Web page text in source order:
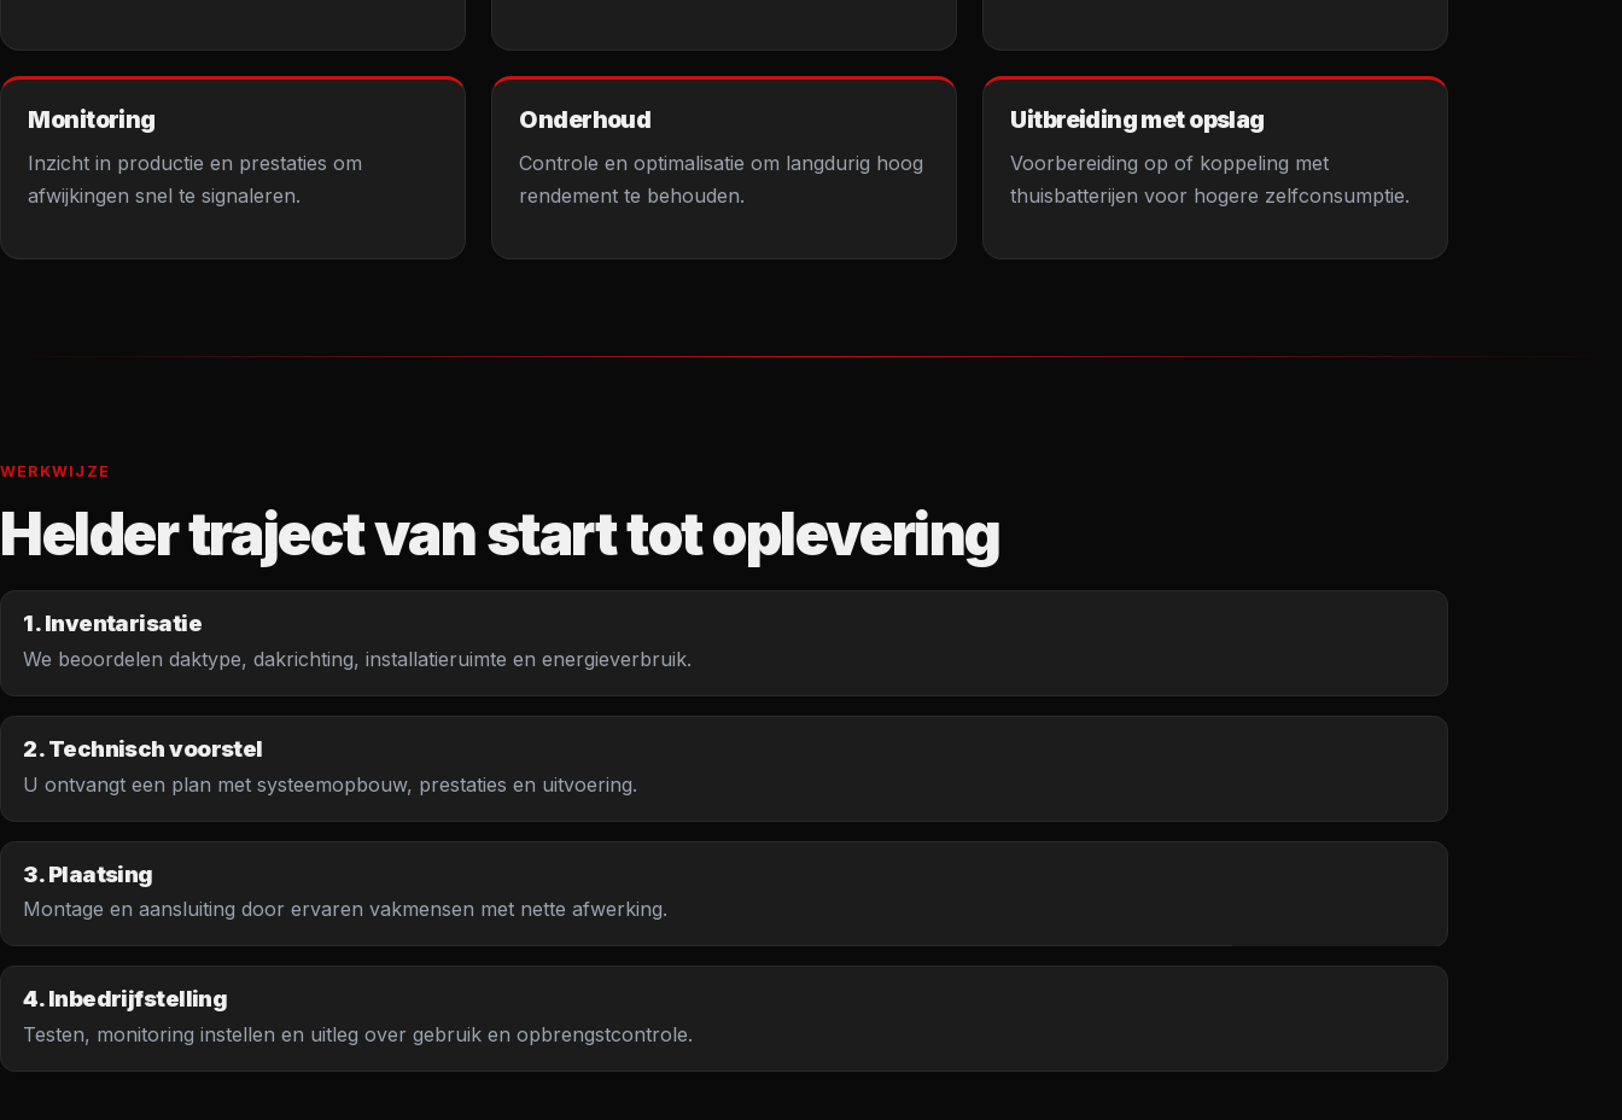
Monitoring
Inzicht in productie en prestaties om
afwijkingen snel te signaleren.
Onderhoud
Controle en optimalisatie om langdurig hoog
rendement te behouden.
Uitbreiding met opslag
Voorbereiding op of koppeling met
thuisbatterijen voor hogere zelfconsumptie.
WERKWIJZE
Helder traject van start tot oplevering
1. Inventarisatie
We beoordelen daktype, dakrichting, installatieruimte en energieverbruik.
2. Technisch voorstel
U ontvangt een plan met systeemopbouw, prestaties en uitvoering.
3. Plaatsing
Montage en aansluiting door ervaren vakmensen met nette afwerking.
4. Inbedrijfstelling
Testen, monitoring instellen en uitleg over gebruik en opbrengstcontrole.